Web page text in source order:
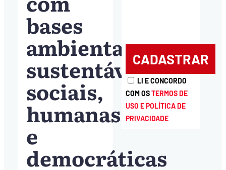
bases
ambientais
sustentáveis,
sociais,
humanas
e
democráticas
LI E CONCORDO
COM OSTERMOS DE
USO E POLÍTICA DE
PRIVACIDADE